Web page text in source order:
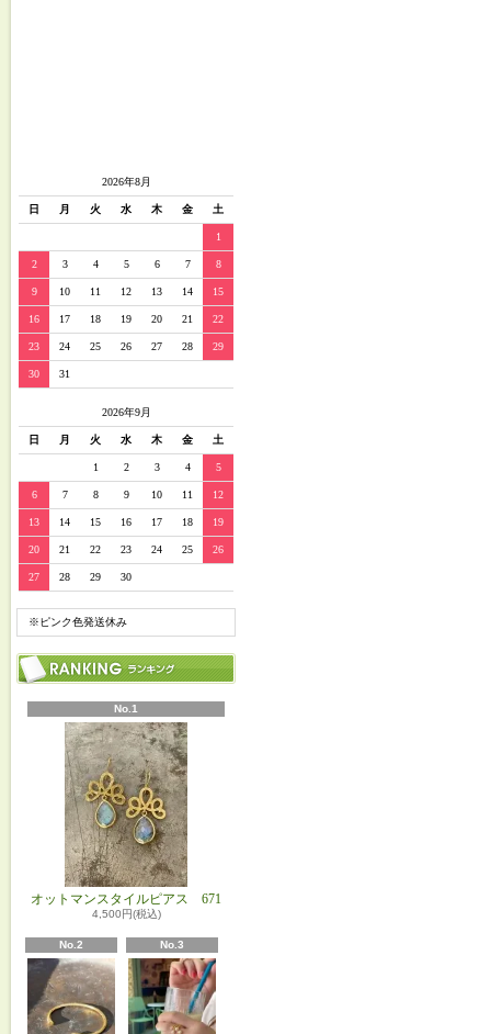
2026年8月
日 月 火 水 木 金 土
1
2 3 4 5 6 7 8
9 10 11 12 13 14 15
16 17 18 19 20 21 22
23 24 25 26 27 28 29
30 31
2026年9月
日 月 火 水 木 金 土
1 2 3 4 5
6 7 8 9 10 11 12
13 14 15 16 17 18 19
20 21 22 23 24 25 26
27 28 29 30
※ピンク色発送休み
No.1
オットマンスタイルピアス 671
4,500円(税込)
No.2 No.3